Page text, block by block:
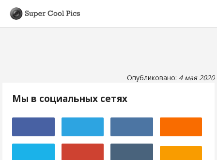
Опубликовано: 4 мая 2020
Мы в социальных сетях